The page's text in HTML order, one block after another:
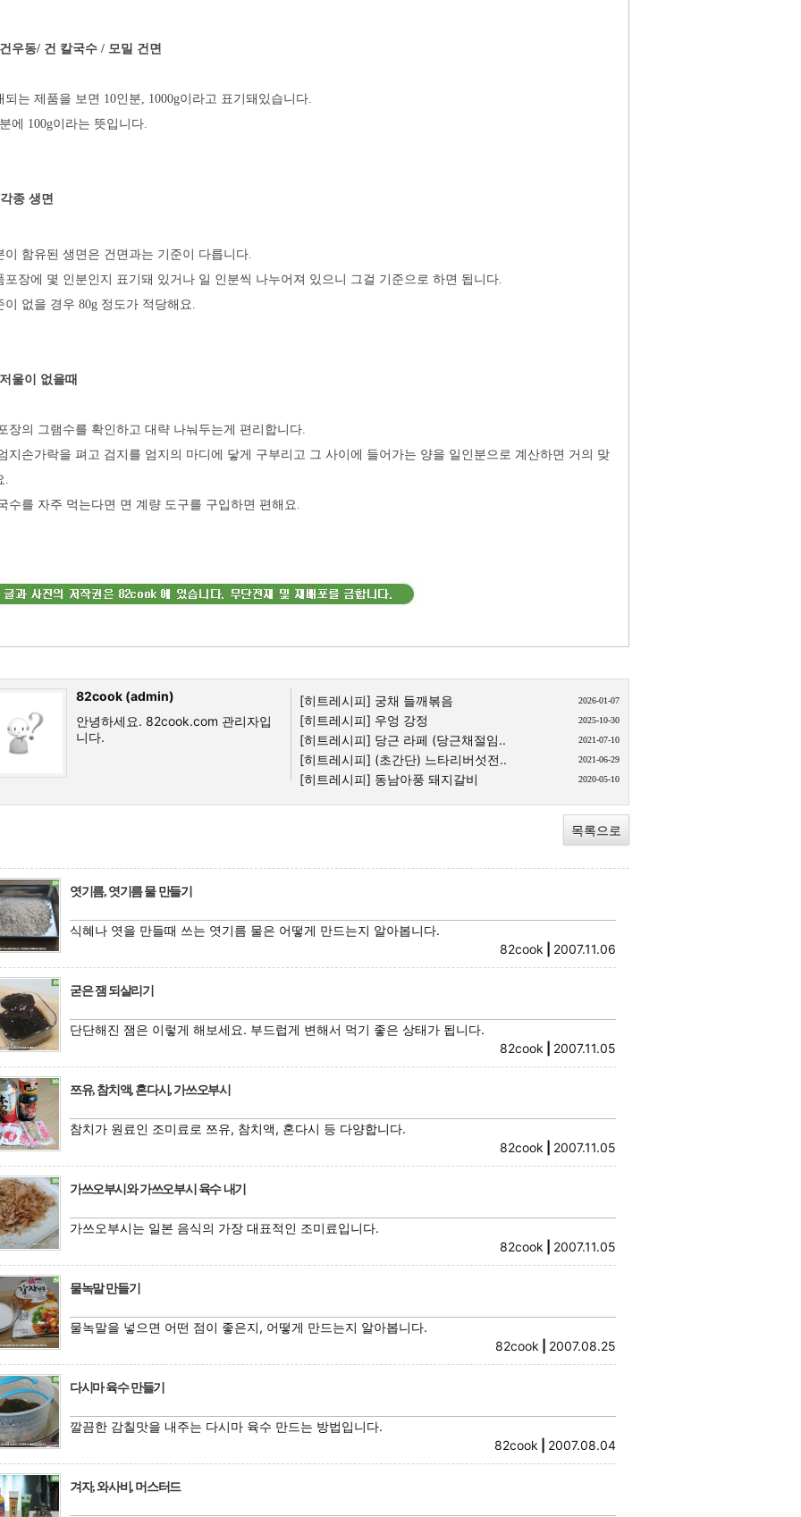
건우동/ 건 칼국수 / 모밀 건면
되는 제품을 보면 10인분, 1000g이라고 표기돼있습니다.
에 100g이라는 뜻입니다.
각종 생면
이 함유된 생면은 건면과는 기준이 다릅니다.
포장에 몇 인분인지 표기돼 있거나 일 인분씩 나누어져 있으니 그걸 기준으로 하면 됩니다.
이 없을 경우 80g 정도가 적당해요.
저울이 없을때
장의 그램수를 확인하고 대략 나눠두는게 편리합니다.
지손가락을 펴고 검지를 엄지의 마디에 닿게 구부리고 그 사이에 들어가는 양을 일인분으로 계산하면 거의 맞
.
수를 자주 먹는다면 면 계량 도구를 구입하면 편해요.
82cook (admin)
안녕하세요. 82cook.com 관리자입
니다.
[히트레시피] 궁채 들깨볶음 2026-01-07
[히트레시피] 우엉 강정 2025-10-30
[히트레시피] 당근 라페 (당근채절임.. 2021-07-10
[히트레시피] (초간단) 느타리버섯전.. 2021-06-29
[히트레시피] 동남아풍 돼지갈비 2020-05-10
목록으로
엿기름, 엿기름 물 만들기
식혜나 엿을 만들때 쓰는 엿기름 물은 어떻게 만드는지 알아봅니다.
82cook
2007.11.06
굳은 잼 되살리기
단단해진 잼은 이렇게 해보세요. 부드럽게 변해서 먹기 좋은 상태가 됩니다.
82cook
2007.11.05
쯔유, 참치액, 혼다시, 가쓰오부시
참치가 원료인 조미료로 쯔유, 참치액, 혼다시 등 다양합니다.
82cook
2007.11.05
가쓰오부시와 가쓰오부시 육수 내기
가쓰오부시는 일본 음식의 가장 대표적인 조미료입니다.
82cook
2007.11.05
물녹말 만들기
물녹말을 넣으면 어떤 점이 좋은지, 어떻게 만드는지 알아봅니다.
82cook
2007.08.25
다시마 육수 만들기
깔끔한 감칠맛을 내주는 다시마 육수 만드는 방법입니다.
82cook
2007.08.04
겨자, 와사비, 머스터드